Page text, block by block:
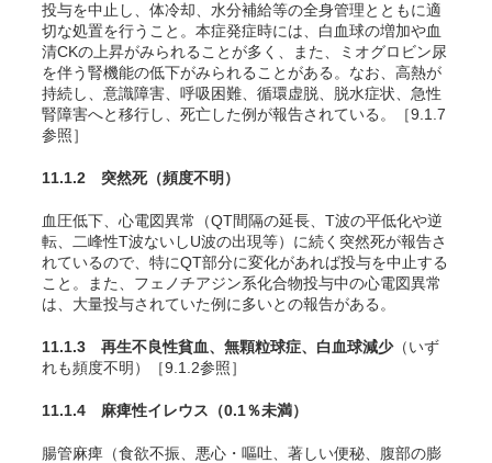
投与を中止し、体冷却、水分補給等の全身管理とともに適
切な処置を行うこと。本症発症時には、白血球の増加や血
清CKの上昇がみられることが多く、また、ミオグロビン尿
を伴う腎機能の低下がみられることがある。なお、高熱が
持続し、意識障害、呼吸困難、循環虚脱、脱水症状、急性
腎障害へと移行し、死亡した例が報告されている。［9.1.7
参照］
11.1.2 突然死（頻度不明）
血圧低下、心電図異常（QT間隔の延長、T波の平低化や逆
転、二峰性T波ないしU波の出現等）に続く突然死が報告さ
れているので、特にQT部分に変化があれば投与を中止する
こと。また、フェノチアジン系化合物投与中の心電図異常
は、大量投与されていた例に多いとの報告がある。
11.1.3 再生不良性貧血、無顆粒球症、白血球減少（いず
れも頻度不明）［9.1.2参照］
11.1.4 麻痺性イレウス （0.1％未満）
腸管麻痺（食欲不振、悪心・嘔吐、著しい便秘、腹部の膨